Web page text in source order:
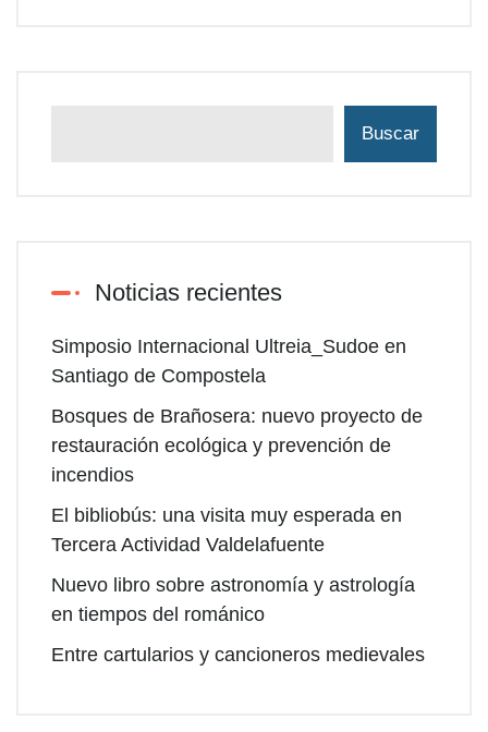
Buscar
Noticias recientes
Simposio Internacional Ultreia_Sudoe en
Santiago de Compostela
Bosques de Brañosera: nuevo proyecto de
restauración ecológica y prevención de
incendios
El bibliobús: una visita muy esperada en
Tercera Actividad Valdelafuente
Nuevo libro sobre astronomía y astrología
en tiempos del románico
Entre cartularios y cancioneros medievales